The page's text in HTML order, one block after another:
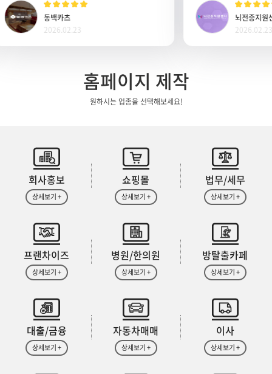
동백카츠
2026.02.23
뇌전증
홈페이지 제작
원하시는 업종을 선택해보세요!
회사홍보
상세보기 +
쇼핑몰
상세보기 +
법무/세무
상세보기 +
프랜차이즈
상세보기 +
병원/한의원
상세보기 +
방탈출카페
상세보기 +
대출/금융
상세보기 +
자동차매매
상세보기 +
이사
상세보기 +